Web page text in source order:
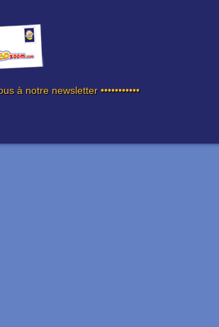
à notre newsletter •••••••••••